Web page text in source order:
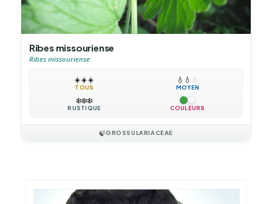
Ribes missouriense
Ribes missouriense
☀️☀️☀️
TOUS
💧 💧 💧
MOYEN
❄️❄️❄️
RUSTIQUE COULEURS
🍃GROSSULARIACEAE